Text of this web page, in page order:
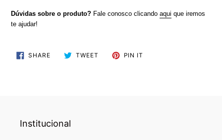
Dúvidas sobre o produto? Fale conosco clicando aqui que iremos
te ajudar!
SHARESHARE
ON
TWEET TWEET PIN IT
Institucional